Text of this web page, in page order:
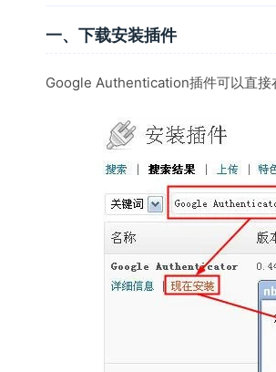
一、下载安装插件
Google Authentication插件可以直